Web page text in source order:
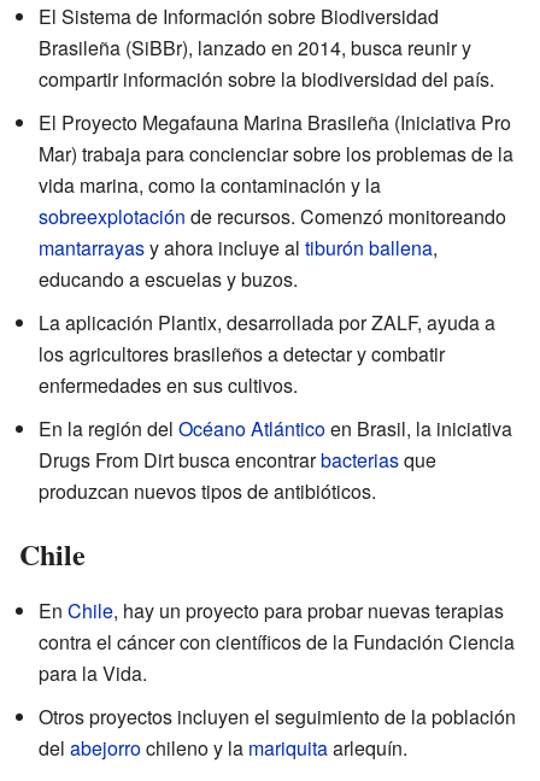
El Sistema de Información sobre Biodiversidad
Brasileña (SiBBr), lanzado en 2014, busca reunir y
compartir información sobre la biodiversidad del país.
El Proyecto Megafauna Marina Brasileña (Iniciativa Pro
Mar) trabaja para concienciar sobre los problemas de la
vida marina, como la contaminación y la
sobreexplotación de recursos. Comenzó monitoreando
mantarrayasy ahora incluye al tiburón ballena,
educando a escuelas y buzos.
La aplicación Plantix, desarrollada por ZALF, ayuda a
los agricultores brasileños a detectar y combatir
enfermedades en sus cultivos.
En la región del Océano Atlánticoen Brasil, la iniciativa
Drugs From Dirt busca encontrarbacteriasque
produzcan nuevos tipos de antibióticos.
Chile
En Chile, hay un proyecto para probar nuevas terapias
contra el cáncer con científicos de la Fundación Ciencia
para la Vida.
Otros proyectos incluyen el seguimiento de la población
del abejorrochileno y la mariquitaarlequín.